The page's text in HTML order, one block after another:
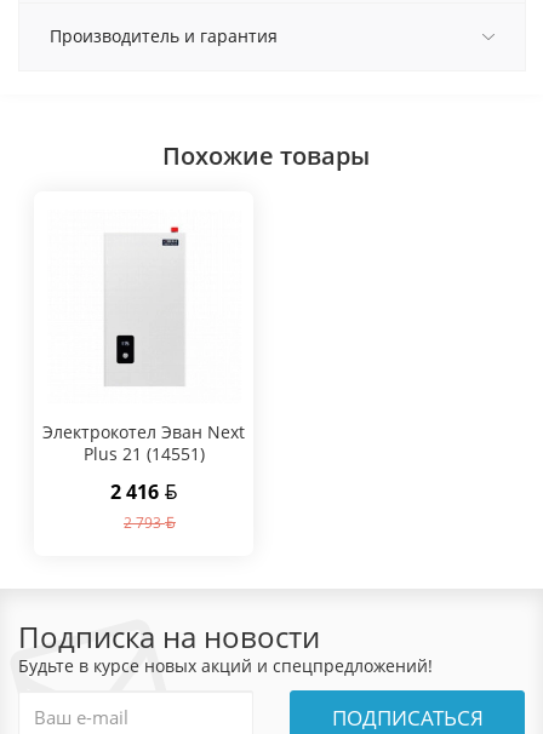
Производитель и гарантия
Похожие товары
Электрокотел Эван Next
Plus 21 (14551)
2 416
2 793
Подписка на новости
Будьте в курсе новых акций и спецпредложений!
ПОДПИСАТЬСЯ